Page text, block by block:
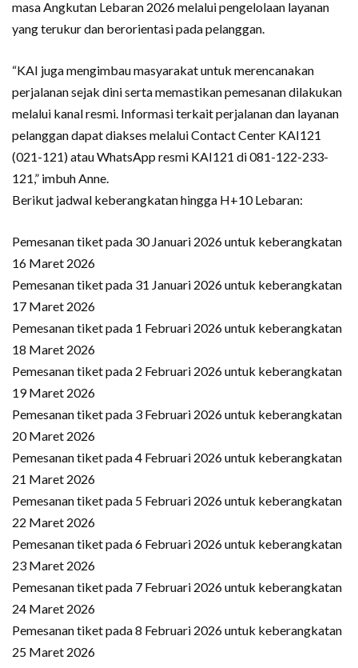
masa Angkutan Lebaran 2026 melalui pengelolaan layanan
yang terukur dan berorientasi pada pelanggan.
“KAI juga mengimbau masyarakat untuk merencanakan
perjalanan sejak dini serta memastikan pemesanan dilakukan
melalui kanal resmi. Informasi terkait perjalanan dan layanan
pelanggan dapat diakses melalui Contact Center KAI121
(021-121) atau WhatsApp resmi KAI121 di 081-122-233-
121,” imbuh Anne.
Berikut jadwal keberangkatan hingga H+10 Lebaran:
Pemesanan tiket pada 30 Januari 2026 untuk keberangkatan
16 Maret 2026
Pemesanan tiket pada 31 Januari 2026 untuk keberangkatan
17 Maret 2026
Pemesanan tiket pada 1 Februari 2026 untuk keberangkatan
18 Maret 2026
Pemesanan tiket pada 2 Februari 2026 untuk keberangkatan
19 Maret 2026
Pemesanan tiket pada 3 Februari 2026 untuk keberangkatan
20 Maret 2026
Pemesanan tiket pada 4 Februari 2026 untuk keberangkatan
21 Maret 2026
Pemesanan tiket pada 5 Februari 2026 untuk keberangkatan
22 Maret 2026
Pemesanan tiket pada 6 Februari 2026 untuk keberangkatan
23 Maret 2026
Pemesanan tiket pada 7 Februari 2026 untuk keberangkatan
24 Maret 2026
Pemesanan tiket pada 8 Februari 2026 untuk keberangkatan
25 Maret 2026